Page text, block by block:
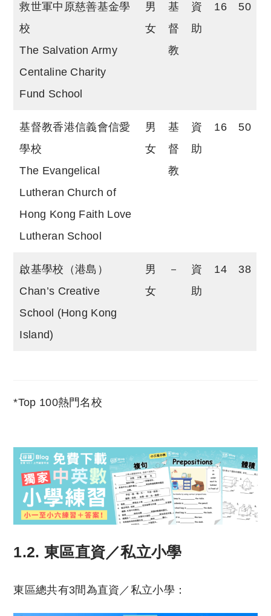
救世軍中原慈善基金學
校
The Salvation Army
Centaline Charity
Fund School
男
女
基
督
教
資
助
16 50
基督教香港信義會信愛
學校
The Evangelical
Lutheran Church of
Hong Kong Faith Love
Lutheran School
男
女
基
督
教
資
助
16 50
啟基學校（港島）
Chan’s Creative
School (Hong Kong
Island)
男
女
－
資
助
14 38
*Top 100熱門名校
1.2. 東區直資／私立小學
東區總共有3間為直資／私立小學：